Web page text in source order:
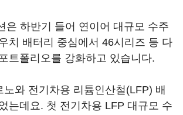
은 하반기 들어 연이어 대규모 수주
치 배터리 중심에서 46시리즈 등 다
트폴리오를 강화하고 있습니다.
노와 전기차용 리튬인산철(LFP) 배
는데요. 첫 전기차용 LFP 대규모 수